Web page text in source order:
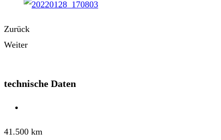
Zurück
Weiter
technische Daten
41.500 km